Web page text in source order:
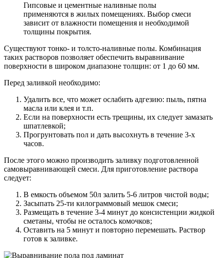
Гипсовые и цементные наливные полы
применяются в жилых помещениях. Выбор смеси
зависит от влажности помещения и необходимой
толщины покрытия.
Существуют тонко- и толсто-наливные полы. Комбинация
таких растворов позволяет обеспечить выравнивание
поверхности в широком диапазоне толщин: от 1 до 60 мм.
Перед заливкой необходимо:
Удалить все, что может ослабить адгезию: пыль, пятна
масла или клея и т.п.
Если на поверхности есть трещины, их следует замазать
шпатлевкой;
Прогрунтовать пол и дать высохнуть в течение 3-х
часов.
После этого можно производить заливку подготовленной
самовыравнивающей смеси. Для приготовление раствора
следует:
В емкость объемом 50л залить 5-6 литров чистой воды;
Засыпать 25-ти килограммовый мешок смеси;
Размещать в течение 3-4 минут до консистенции жидкой
сметаны, чтобы не осталось комочков;
Оставить на 5 минут и повторно перемешать. Раствор
готов к заливке.